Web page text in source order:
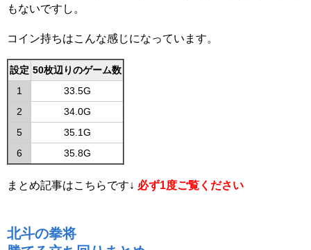
もないですし。
コイン持ちはこんな感じになっています。
設定 50枚辺りのゲーム数
1
33.5G
2
34.0G
5
35.1G
6
35.8G
まとめ記事はこちらです↓ 必ず1度ご覧ください
北斗の拳将